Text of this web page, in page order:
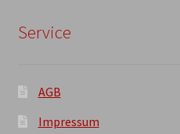
Service
AGB
Impressum